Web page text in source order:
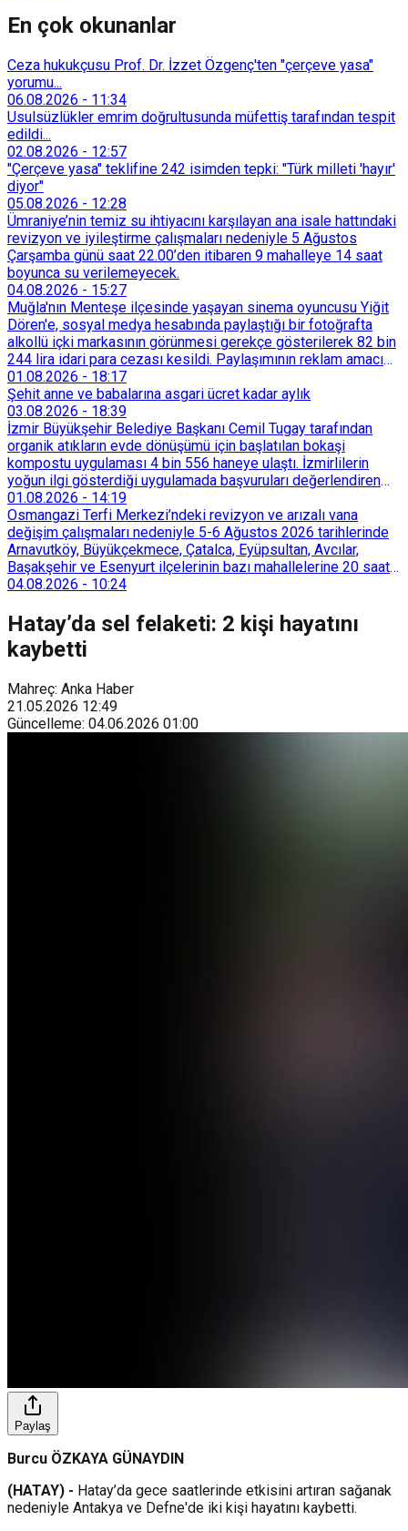
En çok okunanlar
Ceza hukukçusu Prof. Dr. İzzet Özgenç'ten "çerçeve yasa"
yorumu...
06.08.2026 - 11:34
Usulsüzlükler emrim doğrultusunda müfettiş tarafından tespit
edildi...
02.08.2026 - 12:57
"Çerçeve yasa" teklifine 242 isimden tepki: "Türk milleti 'hayır'
diyor"
05.08.2026 - 12:28
Ümraniye’nin temiz su ihtiyacını karşılayan ana isale hattındaki
revizyon ve iyileştirme çalışmaları nedeniyle 5 Ağustos
Çarşamba günü saat 22.00’den itibaren 9 mahalleye 14 saat
boyunca su verilemeyecek.
04.08.2026 - 15:27
Muğla'nın Menteşe ilçesinde yaşayan sinema oyuncusu Yiğit
Dören'e, sosyal medya hesabında paylaştığı bir fotoğrafta
alkollü içki markasının görünmesi gerekçe gösterilerek 82 bin
244 lira idari para cezası kesildi. Paylaşımının reklam amacı
taşımadığını savunan Dören, cezanın iptali için yargıya
başvurdu.
01.08.2026 - 18:17
Şehit anne ve babalarına asgari ücret kadar aylık
03.08.2026 - 18:39
İzmir Büyükşehir Belediye Başkanı Cemil Tugay tarafından
organik atıkların evde dönüşümü için başlatılan bokaşi
kompostu uygulaması 4 bin 556 haneye ulaştı. İzmirlilerin
yoğun ilgi gösterdiği uygulamada başvuruları değerlendiren
Tarımsal Hizmetler Dairesi Başkanlığı, farklı ilçelerde toplam
128 bokaşi kompost eğitimi düzenleyerek İzmirlileri
sürdürülebilir atık yönetimi sistemine dahil etti.
01.08.2026 - 14:19
Osmangazi Terfi Merkezi’ndeki revizyon ve arızalı vana
değişim çalışmaları nedeniyle 5-6 Ağustos 2026 tarihlerinde
Arnavutköy, Büyükçekmece, Çatalca, Eyüpsultan, Avcılar,
Başakşehir ve Esenyurt ilçelerinin bazı mahallelerine 20 saat
süreyle su verilemeyecek.
04.08.2026 - 10:24
Hatay’da sel felaketi: 2 kişi hayatını
kaybetti
Mahreç: Anka Haber
21.05.2026 12:49
Güncelleme: 04.06.2026 01:00
Paylaş
Burcu ÖZKAYA GÜNAYDIN
(HATAY) - Hatay’da gece saatlerinde etkisini artıran sağanak
nedeniyle Antakya ve Defne'de iki kişi hayatını kaybetti.